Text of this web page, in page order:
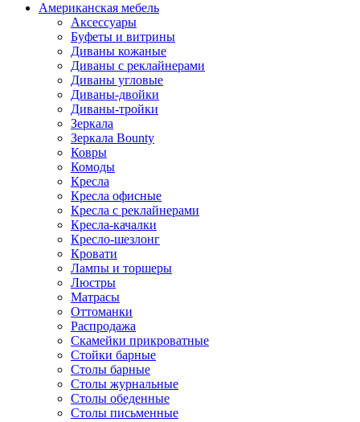
Американская мебель
Аксессуары
Буфеты и витрины
Диваны кожаные
Диваны с реклайнерами
Диваны угловые
Диваны-двойки
Диваны-тройки
Зеркала
Зеркала Bounty
Ковры
Комоды
Кресла
Кресла офисные
Кресла с реклайнерами
Кресла-качалки
Кресло-шезлонг
Кровати
Лампы и торшеры
Люстры
Матрасы
Оттоманки
Распродажа
Скамейки прикроватные
Стойки барные
Столы барные
Столы журнальные
Столы обеденные
Столы письменные